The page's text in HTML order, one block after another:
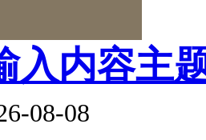
入内容主
08-08